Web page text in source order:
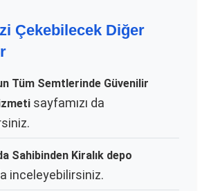
Çekebilecek Diğer
Tüm Semtlerinde Güvenilir
sayfamızı da
Sahibinden Kiralık depo
inceleyebilirsiniz.